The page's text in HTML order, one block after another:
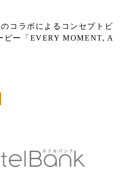
コラボによるコンセプトビ
ビー「EVERY MOMENT, A